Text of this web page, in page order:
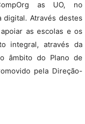
as UO, no
digital. Através destes
as escolas e os
integral, através da
âmbito do Plano de
pela Direção-